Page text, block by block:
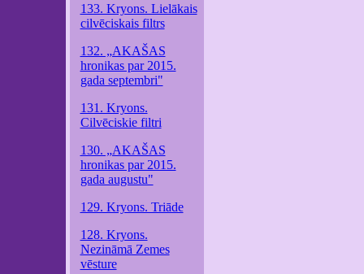
133. Kryons. Lielākais
cilvēciskais filtrs
132. „AKAŠAS
hronikas par 2015.
gada septembri"
131. Kryons.
Cilvēciskie filtri
130. „AKAŠAS
hronikas par 2015.
gada augustu"
129. Kryons. Triāde
128. Kryons.
Nezināmā Zemes
vēsture